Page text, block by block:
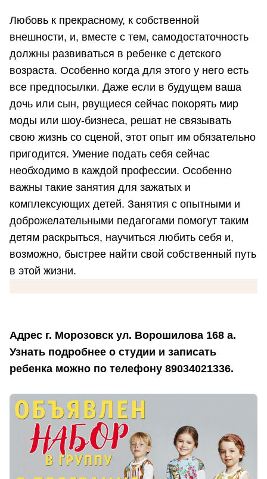
Любовь к прекрасному, к собственной
внешности, и, вместе с тем, самодостаточность
должны развиваться в ребенке с детского
возраста. Особенно когда для этого у него есть
все предпосылки. Даже если в будущем ваша
дочь или сын, рвущиеся сейчас покорять мир
моды или шоу-бизнеса, решат не связывать
свою жизнь со сценой, этот опыт им обязательно
пригодится. Умение подать себя сейчас
необходимо в каждой профессии. Особенно
важны такие занятия для зажатых и
комплексующих детей. Занятия с опытными и
доброжелательными педагогами помогут таким
детям раскрыться, научиться любить себя и,
возможно, быстрее найти свой собственный путь
в этой жизни.
Адрес г. Морозовск ул. Ворошилова 168 а.
Узнать подробнее о студии и записать
ребенка можно по телефону 89034021336.